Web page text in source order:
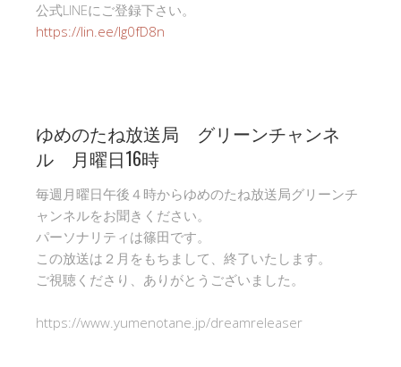
公式LINEにご登録下さい。
https://lin.ee/Ig0fD8n
ゆめのたね放送局 グリーンチャンネ
ル 月曜日16時
毎週月曜日午後４時からゆめのたね放送局グリーンチ
ャンネルをお聞きください。
パーソナリティは篠田です。
この放送は２月をもちまして、終了いたします。
ご視聴くださり、ありがとうございました。
https://www.yumenotane.jp/dreamreleaser